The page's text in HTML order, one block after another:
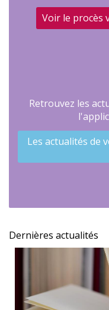
Voir le procès
Retrouvez les
Les actualités de